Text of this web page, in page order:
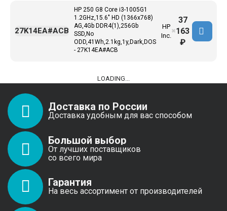
HP 250 G8 Core i3-1005G1
1.2GHz,15.6" HD (1366x768)
AG,4Gb DDR4(1),256Gb
SSD,No
ODD,41Wh,2.1kg,1y,Dark,DOS
- 27K14EA#ACB
HP
Inc.
27K14EA#ACB ✖
37
163
₽
LOADING...
Доставка по России
Доставка удобным для вас способом
Большой выбор
От лучших поставщиков
со всего мира
Гарантия
На весь ассортимент от производителей